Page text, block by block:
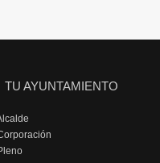
TU AYUNTAMIENTO